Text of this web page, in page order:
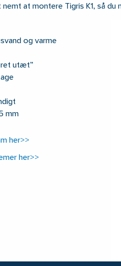
at montere Tigris K1, så
og varme
utæt”
mm
her>>
her>>